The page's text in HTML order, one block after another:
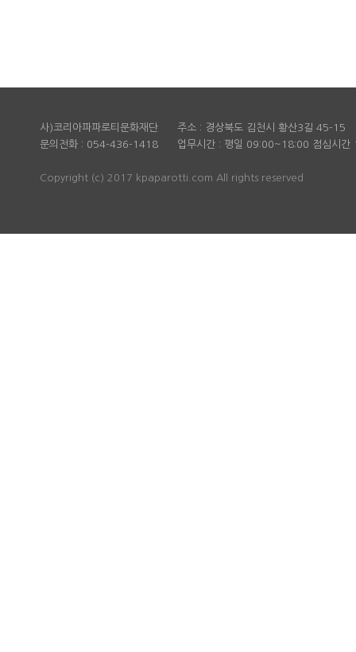
사)코리아파파로티문화재단 주소 : 경상북도 김천시 황산3길
문의전화 : 054-436-1418 업무시간 : 평일 09:00~18:00 점심시간
Copyright (c) 2017 kpaparotti.com All rights reserved